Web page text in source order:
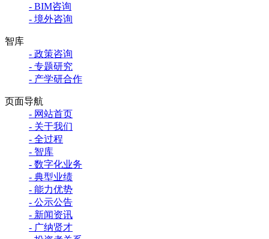
- BIM咨询
- 境外咨询
智库
- 政策咨询
- 专题研究
- 产学研合作
页面导航
- 网站首页
- 关于我们
- 全过程
- 智库
- 数字化业务
- 典型业绩
- 能力优势
- 公示公告
- 新闻资讯
- 广纳贤才